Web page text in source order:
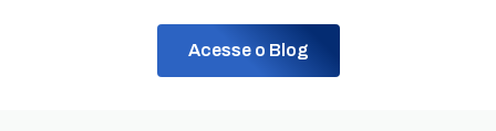
Acesse o Blog